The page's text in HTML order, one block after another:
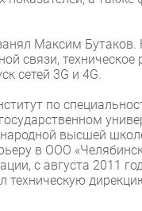
Максим
связи, техническое
сетей 3G и 4G.
по
высшей
в ООО
с августа 2011
техническую